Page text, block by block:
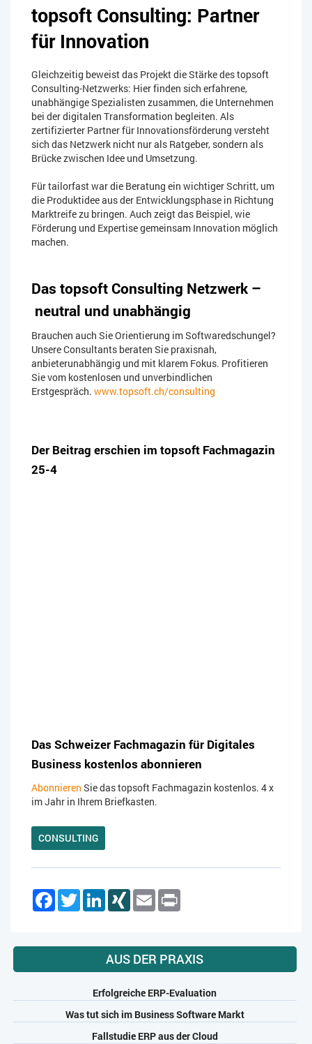
topsoft Consulting: Partner
für Innovation
Gleichzeitig beweist das Projekt die Stärke des topsoft
Consulting-Netzwerks: Hier finden sich erfahrene,
unabhängige Spezialisten zusammen, die Unternehmen
bei der digitalen Transformation begleiten. Als
zertifizierter Partner für Innovationsförderung versteht
sich das Netzwerk nicht nur als Ratgeber, sondern als
Brücke zwischen Idee und Umsetzung.
Für tailorfast war die Beratung ein wichtiger Schritt, um
die Produktidee aus der Entwicklungsphase in Richtung
Marktreife zu bringen. Auch zeigt das Beispiel, wie
Förderung und Expertise gemeinsam Innovation möglich
machen.
Das topsoft Consulting Netzwerk –
neutral und unabhängig
Brauchen auch Sie Orientierung im Softwaredschungel?
Unsere Consultants beraten Sie praxisnah,
anbieterunabhängig und mit klarem Fokus. Profitieren
Sie vom kostenlosen und unverbindlichen
Erstgespräch. www.topsoft.ch/consulting
Der Beitrag erschien im topsoft Fachmagazin
25-4
Das Schweizer Fachmagazin für Digitales
Business kostenlos abonnieren
Abonnieren Sie das topsoft Fachmagazin kostenlos. 4 x
im Jahr in Ihrem Briefkasten.
CONSULTING
Facebook
TwitterLinkedInXING Email
AUS DER PRAXIS
Erfolgreiche ERP-Evaluation
Was tut sich im Business Software Markt
Fallstudie ERP aus der Cloud